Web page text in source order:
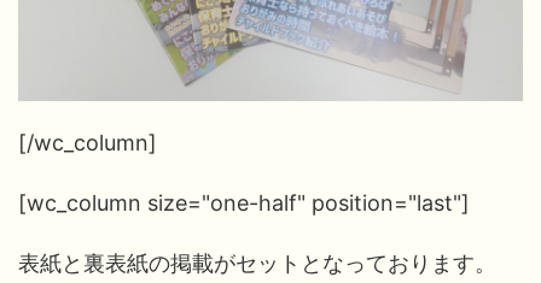
[/wc_column]
[wc_column size="one-half" position="last"]
表紙と裏表紙の掲載がセットとなっております。